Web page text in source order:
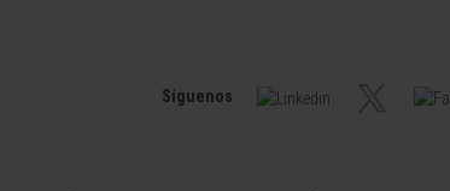
Síguenos